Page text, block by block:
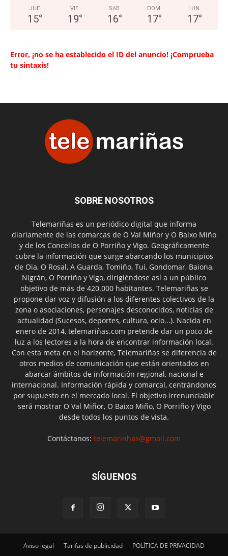
JUE
15°
VIE
19°
SAB
16°
DOM
17°
LUN
17°
Error, ¡no se ha establecido el ID del anuncio! ¡Comprueba
tu sintaxis!
SOBRE NOSOTROS
Telemariñas es un periódico digital que informa
diariamente de las comarcas de O Val Miñor y O Baixo Miño
y de los Concellos de O Porriño y Vigo. Geográficamente
cubre la información que surge abarcando los municipios
de Oia, O Rosal, A Guarda, Tomiño, Tui, Gondomar, Baiona,
Nigrán, O Porriño y Vigo, dirigiéndose así a un público
objetivo de más de 420.000 habitantes. Telemariñas se
propone dar voz y difusión a los diferentes colectivos de la
zona o asociaciones, personajes desconocidos, noticias de
actualidad (Sucesos, deportes, cultura, ocio...). Nacida en
enero de 2014, telemariñas.com pretende dar un poco de
luz a los lectores a la hora de encontrar información local.
Con esta meta en el horizonte, Telemariñas se diferencia de
otros medios de comunicación que están orientados en
abarcar ámbitos de información regional, nacional e
internacional. Información rápida y comarcal, centrándonos
por supuesto en el mercado local. El objetivo irrenunciable
será mostrar O Val Miñor, O Baixo Miño, O Porriño y Vigo
desde todos los puntos de vista.
Contáctanos: telemarinhas@gmail.com
SÍGUENOS
Aviso legal Tarifas de publicidad POLÍTICA DE PRIVACIDAD